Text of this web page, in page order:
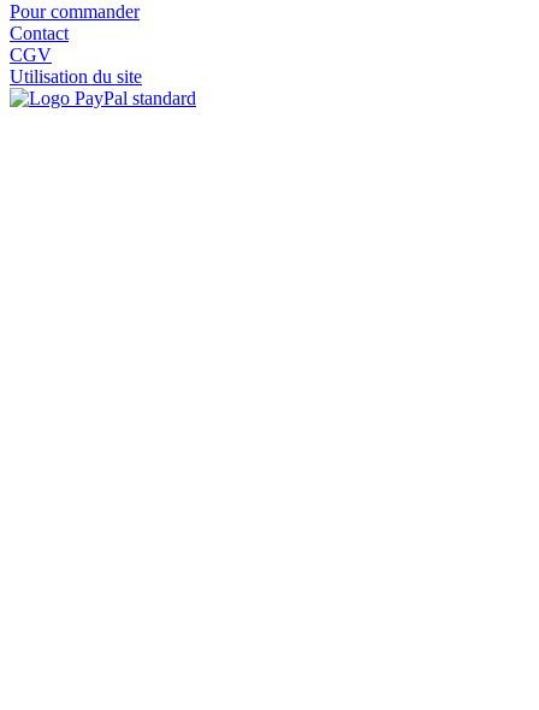
Pour commander
Contact
CGV
Utilisation du site